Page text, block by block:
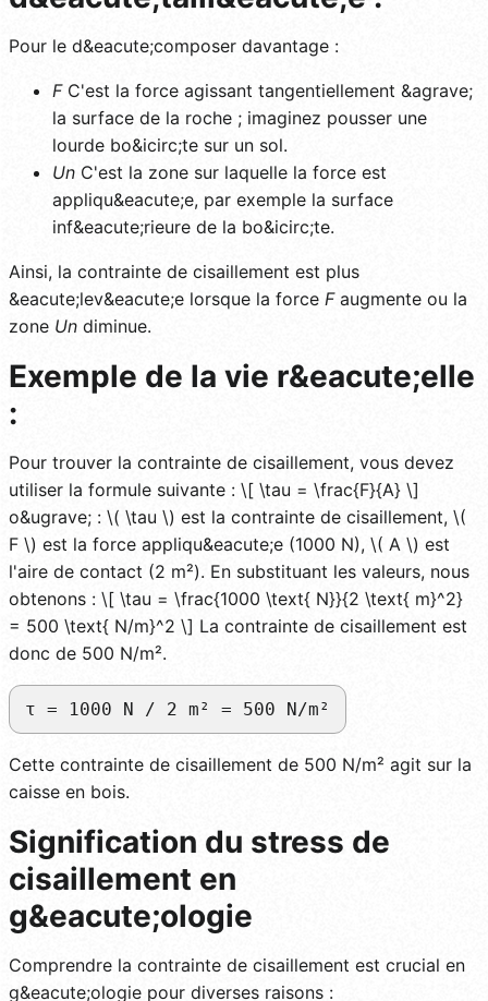
Pour le d&eacute;composer davantage :
FC'est la force agissant tangentiellement &agrave;
la surface de la roche ; imaginez pousser une
lourde bo&icirc;te sur un sol.
Un C'est la zone sur laquelle la force est
appliqu&eacute;e, par exemple la surface
inf&eacute;rieure de la bo&icirc;te.
Ainsi, la contrainte de cisaillement est plus
&eacute;lev&eacute;e lorsque la force Faugmente ou la
zone Un diminue.
Exemple de la vie r&eacute;elle
:
Pour trouver la contrainte de cisaillement, vous devez
utiliser la formule suivante : \[ \tau = \frac{F}{A} \]
o&ugrave; : \( \tau \) est la contrainte de cisaillement, \(
F \) est la force appliqu&eacute;e (1000 N), \( A \) est
l'aire de contact (2 m²). En substituant les valeurs, nous
obtenons : \[ \tau = \frac{1000 \text{ N}}{2 \text{ m}^2}
= 500 \text{ N/m}^2 \] La contrainte de cisaillement est
donc de 500 N/m².
τ = 1000 N / 2 m² = 500 N/m²
Cette contrainte de cisaillement de 500 N/m² agit sur la
caisse en bois.
Signification du stress de
cisaillement en
g&eacute;ologie
Comprendre la contrainte de cisaillement est crucial en
g&eacute;ologie pour diverses raisons :